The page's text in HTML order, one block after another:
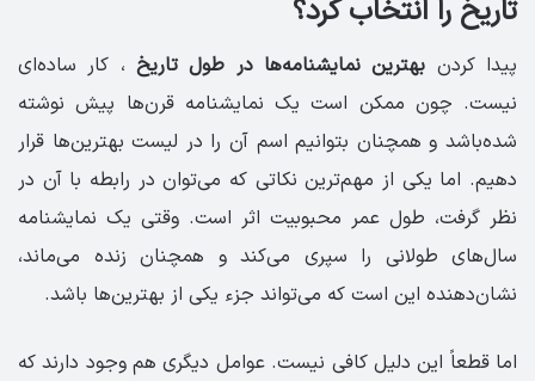
تاریخ را انتخاب کرد؟
پیدا کردن بهترین نمایشنامه‌ها در طول تاریخ ، کار ساده‌ای
نیست. چون ممکن است یک نمایشنامه قرن‌ها پیش نوشته
شده‌باشد و همچنان بتوانیم اسم آن را در لیست بهترین‌ها قرار
دهیم. اما یکی از مهم‌ترین نکاتی که می‌توان در رابطه با آن در
نظر گرفت، طول عمر محبوبیت اثر است. وقتی یک نمایشنامه
سال‌های طولانی را سپری می‌کند و همچنان زنده می‌ماند،
نشان‌دهنده این است که می‌تواند جزء یکی از بهترین‌ها باشد.
اما قطعاً این دلیل کافی نیست. عوامل دیگری هم وجود دارند که